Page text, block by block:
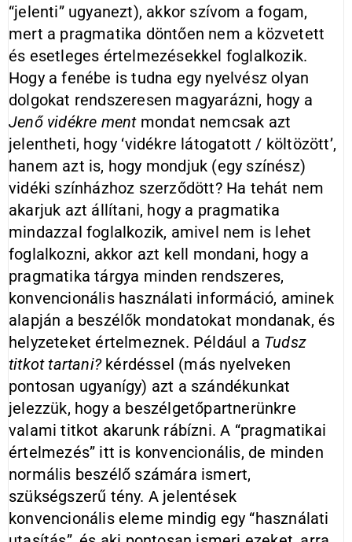
“jelenti” ugyanezt), akkor szívom a fogam,
mert a pragmatika döntően nem a közvetett
és esetleges értelmezésekkel foglalkozik.
Hogy a fenébe is tudna egy nyelvész olyan
dolgokat rendszeresen magyarázni, hogy a
Jenő vidékre mentmondat nemcsak azt
jelentheti, hogy ‘vidékre látogatott / költözött’,
hanem azt is, hogy mondjuk (egy színész)
vidéki színházhoz szerződött? Ha tehát nem
akarjuk azt állítani, hogy a pragmatika
mindazzal foglalkozik, amivel nem is lehet
foglalkozni, akkor azt kell mondani, hogy a
pragmatika tárgya minden rendszeres,
konvencionális használati információ, aminek
alapján a beszélők mondatokat mondanak, és
helyzeteket értelmeznek. Például a Tudsz
titkot tartani?kérdéssel (más nyelveken
pontosan ugyanígy) azt a szándékunkat
jelezzük, hogy a beszélgetőpartnerünkre
valami titkot akarunk rábízni. A “pragmatikai
értelmezés” itt is konvencionális, de minden
normális beszélő számára ismert,
szükségszerű tény. A jelentések
konvencionális eleme mindig egy “használati